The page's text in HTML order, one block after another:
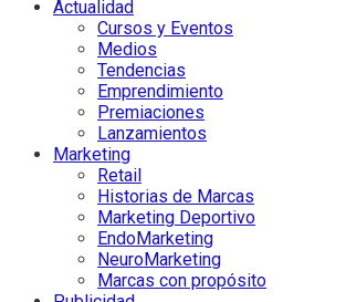
Actualidad
Cursos y Eventos
Medios
Tendencias
Emprendimiento
Premiaciones
Lanzamientos
Marketing
Retail
Historias de Marcas
Marketing Deportivo
EndoMarketing
NeuroMarketing
Marcas con propósito